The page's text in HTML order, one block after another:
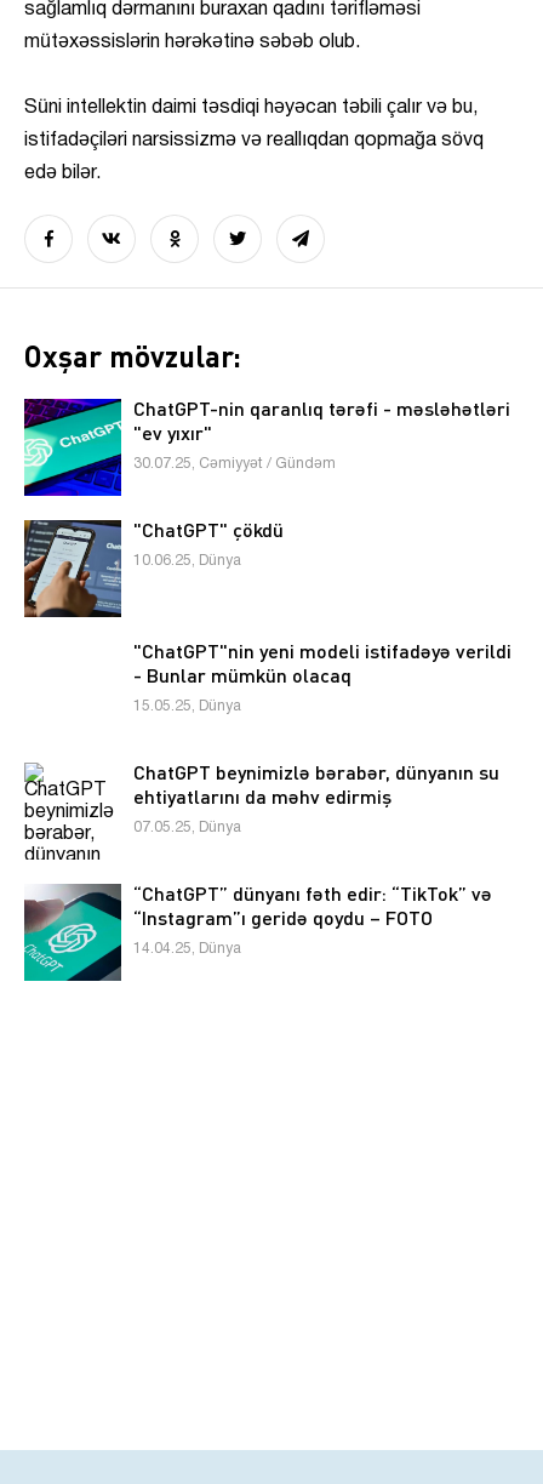
sağlamlıq dərmanını buraxan qadını tərifləməsi
mütəxəssislərin hərəkətinə səbəb olub.
Süni intellektin daimi təsdiqi həyəcan təbili çalır və bu,
istifadəçiləri narsissizmə və reallıqdan qopmağa sövq
edə bilər.
Oxşar mövzular:
ChatGPT-nin qaranlıq tərəfi - məsləhətləri
"ev yıxır"
30.07.25, Cəmiyyət / Gündəm
"ChatGPT" çökdü
10.06.25, Dünya
"ChatGPT"nin yeni modeli istifadəyə verildi
- Bunlar mümkün olacaq
15.05.25, Dünya
ChatGPT beynimizlə bərabər, dünyanın su
ehtiyatlarını da məhv edirmiş
07.05.25, Dünya
“ChatGPT” dünyanı fəth edir: “TikTok” və
“Instagram”ı geridə qoydu – FOTO
14.04.25, Dünya